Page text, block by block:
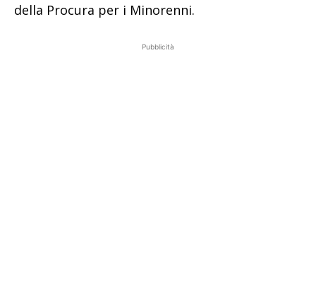
della Procura per i Minorenni.
Pubblicità